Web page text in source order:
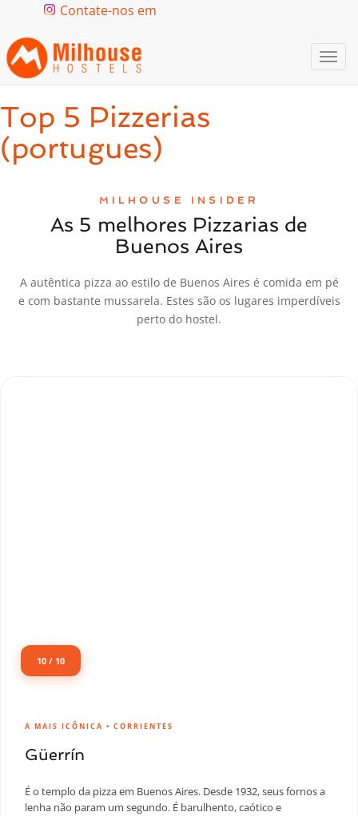
Contate-nos em
Top 5 Pizzerias
(portugues)
MILHOUSE INSIDER
As 5 melhores Pizzarias de
Buenos Aires
A autêntica pizza ao estilo de Buenos Aires é comida em pé
e com bastante mussarela. Estes são os lugares imperdíveis
perto do hostel.
10 / 10
A MAIS ICÔNICA • CORRIENTES
Güerrín
É o templo da pizza em Buenos Aires. Desde 1932, seus fornos a
lenha não param um segundo. É barulhento, caótico e